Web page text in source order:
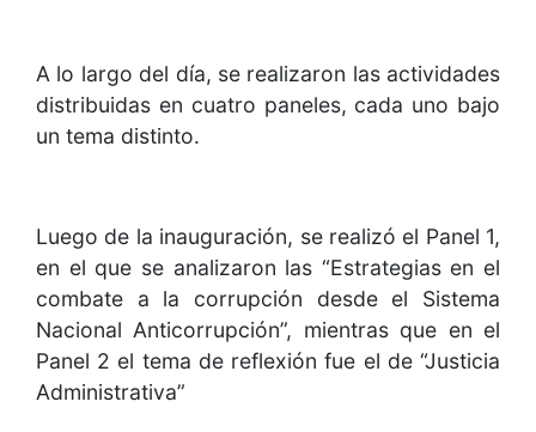
A lo largo del día, se realizaron las actividades
distribuidas en cuatro paneles, cada uno bajo
un tema distinto.
Luego de la inauguración, se realizó el Panel 1,
en el que se analizaron las “Estrategias en el
combate a la corrupción desde el Sistema
Nacional Anticorrupción”, mientras que en el
Panel 2 el tema de reflexión fue el de “Justicia
Administrativa”